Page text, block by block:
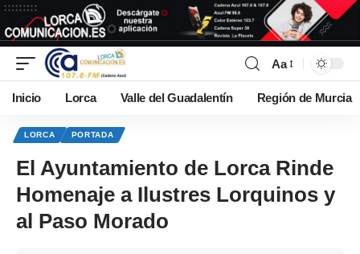
Aa
Inicio Lorca Valle del Guadalentín Región de Murcia
LORCA PORTADA
El Ayuntamiento de Lorca Rinde
Homenaje a Ilustres Lorquinos y
al Paso Morado